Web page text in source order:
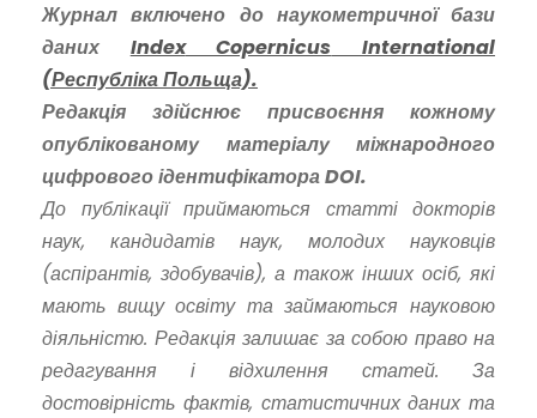
Журнал включено до наукометричної бази
даних IndexCopernicus International
(Республіка Польща).
Редакція здійснює присвоєння кожному
опублікованому матеріалу міжнародного
цифрового ідентифікатора DOI.
До публікації приймаються статті докторів
наук, кандидатів наук, молодих науковців
(аспірантів, здобувачів), а також інших осіб, які
мають вищу освіту та займаються науковою
діяльністю. Редакція залишає за собою право на
редагування і відхилення статей. За
достовірність фактів, статистичних даних та